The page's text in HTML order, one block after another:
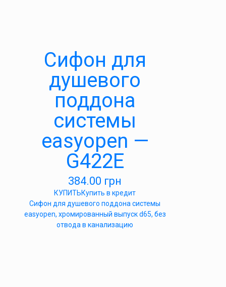
Cифон для
душевого
поддона
системы
easyopen —
G422E
384.00 грн
КУПИТЬКупить в кредит
Cифон для душевого поддона системы
easyopen, хромированный выпуск d65, без
отвода в канализацию